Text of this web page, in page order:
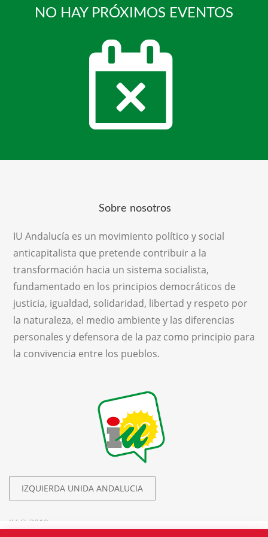
NO HAY PRÓXIMOS EVENTOS
Sobre nosotros
IU Andalucía es un movimiento político y social
anticapitalista que pretende contribuir a la
transformación hacia un sistema socialista,
fundamentado en los principios democráticos de
justicia, igualdad, solidaridad, libertad y respeto por
la naturaleza, el medio ambiente y las diferencias
personales y defensora de la paz como principio para
la convivencia entre los pueblos.
IZQUIERDA UNIDA ANDALUCIA
IU © 2019.